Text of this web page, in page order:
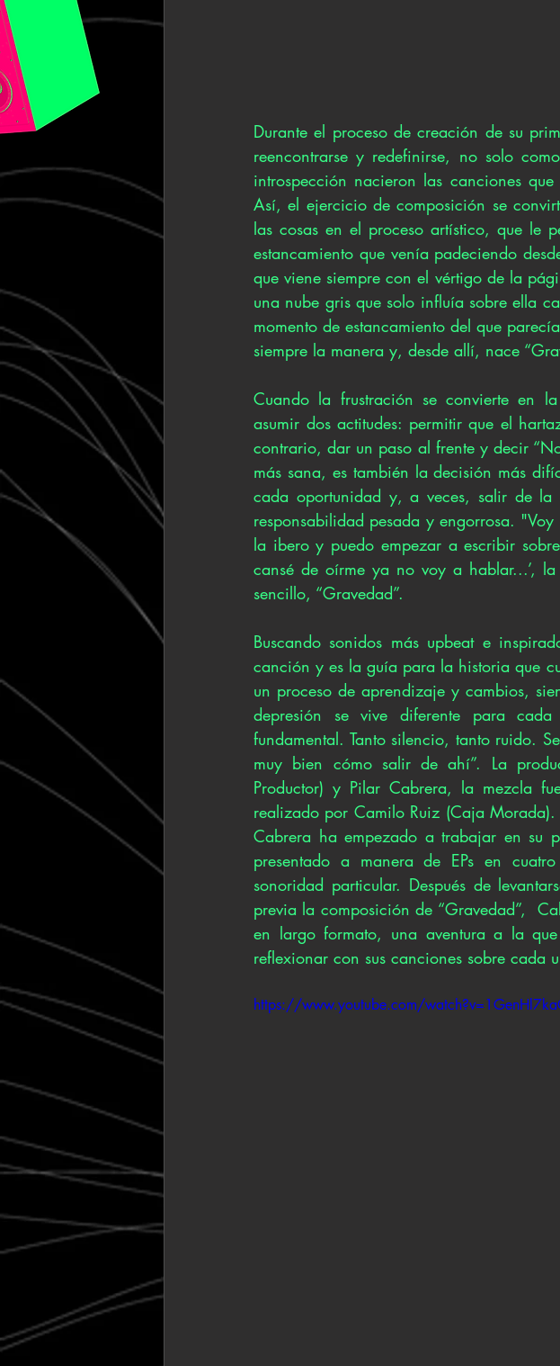
Durante el proceso de creación de su
reencontrarse y redefinirse, no solo
introspección nacieron las canciones
Así, el ejercicio de composición se
las cosas en el proceso artístico, que le
estancamiento que venía padeciendo
que viene siempre con el vértigo de la
una nube gris que solo influía sobre ella
momento de estancamiento del que
siempre la manera y, desde allí, nace
Cuando la frustración se convierte en
asumir dos actitudes: permitir que el
contrario, dar un paso al frente y decir
más sana, es también la decisión más
cada oportunidad y, a veces, salir de
responsabilidad pesada y engorrosa.
la ibero y puedo empezar a escribir
cansé de oírme ya no voy a hablar...’,
sencillo, “Gravedad”.
Buscando sonidos más upbeat e
canción y es la guía para la historia que
un proceso de aprendizaje y cambios,
depresión se vive diferente para
fundamental. Tanto silencio, tanto ruido.
muy bien cómo salir de ahí”. La
Productor) y Pilar Cabrera, la mezcla
realizado por Camilo Ruiz (Caja Morada).
Cabrera ha empezado a trabajar en su
presentado a manera de EPs en
sonoridad particular. Después de
previa la composición de “Gravedad”,
en largo formato, una aventura a la
reflexionar con sus canciones sobre cada
https://www.youtube.com/